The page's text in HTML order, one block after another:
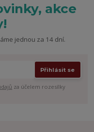
akce
jednou za 14 dní.
Přihlásit se
za účelem rozesílky